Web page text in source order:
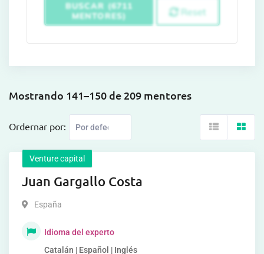
BUSCAR (6711
MENTORES)
Reset
Mostrando 141–150 de 209 mentores
Ordernar por:
Venture capital
Juan Gargallo Costa
España
Idioma del experto
Catalán | Español | Inglés